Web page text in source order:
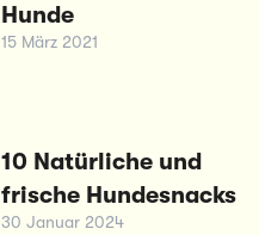
Hunde
15 März 2021
10 Natürliche und
frische Hundesnacks
30 Januar 2024